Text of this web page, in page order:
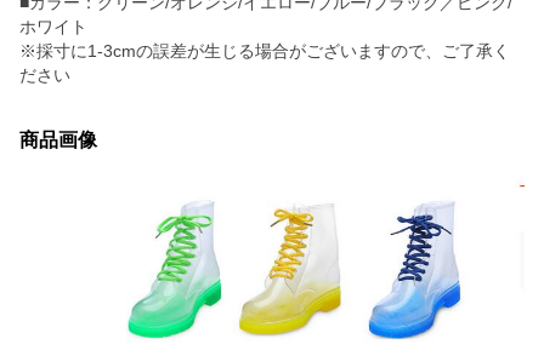
ホワイト
※採寸に1-3cmの誤差が生じる場合がございますので、ご了承く
ださい
商品画像